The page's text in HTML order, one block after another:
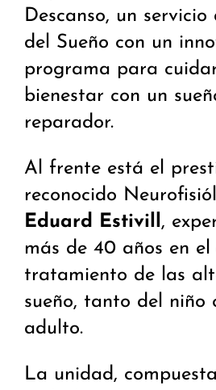
Descanso, un
del Sueño con un
programa para
bienestar con un
reparador.
Al frente está el
reconocido
Eduard Estivill ,
más de 40 años en
tratamiento de las
sueño, tanto del niño
adulto.
La unidad,